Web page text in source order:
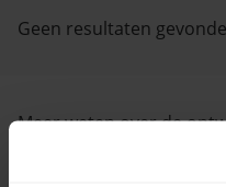
Zoek een woning
Vragen? Neem contact
Geen resultaten
Meer weten over de
huizenprijzen,